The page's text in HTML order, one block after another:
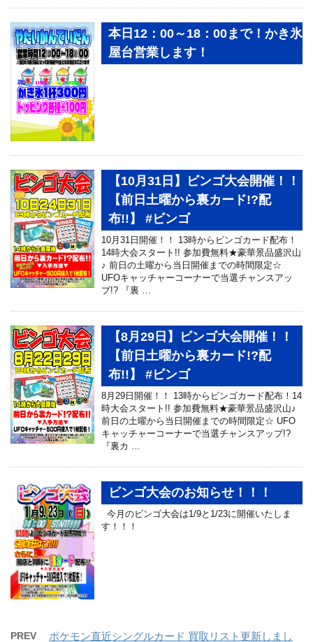
本日12：00～18：00まで！かき氷
屋台営業します！
【10月31日】ビンゴ大会開催！！
【前日土曜から裏カード!?配
布!!】 #ビンゴ
10月31日開催！！ 13時からビンゴカード配布！
14時大会スタート!! 参加費無料★豪華景品盛沢山
♪ 前日の土曜から当日開催までの時間限定☆
UFOキャッチャーコーナーで当選チャンスアッ
プ!? 『裏 …
【8月29日】ビンゴ大会開催！！
【前日土曜から裏カード!?配
布!!】 #ビンゴ
8月29日開催！！ 13時からビンゴカード配布！14
時大会スタート!! 参加費無料★豪華景品盛沢山♪
前日の土曜から当日開催までの時間限定☆ UFO
キャッチャーコーナーで当選チャンスアップ!?
『裏カ …
ビンゴ大会のお知らせ！！！
今月のビンゴ大会は1/9と1/23に開催いたしま
す！！！
PREV ポケモン直近シングルカード 買取リスト更新しまし